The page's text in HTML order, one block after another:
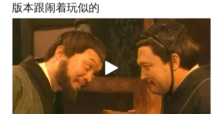
版本跟闹着玩似的